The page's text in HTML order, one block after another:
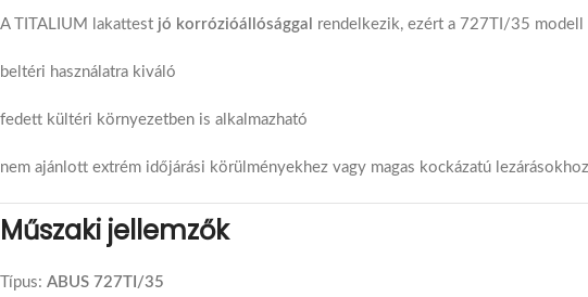
A TITALIUM lakattest jó korrózióállósággal rendelkezik, ezért a 727TI/35 modell
beltéri használatra kiváló
fedett kültéri környezetben is alkalmazható
nem ajánlott extrém időjárási körülményekhez vagy magas kockázatú lezárásokhoz
Műszaki jellemzők
Típus: ABUS 727TI/35